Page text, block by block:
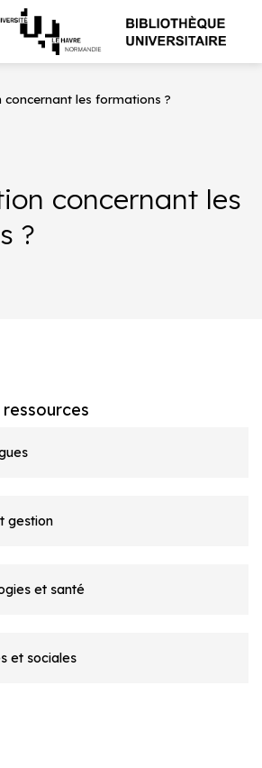
concernant les formations ?
concernant les
?
ressources
gestion
et santé
et sociales